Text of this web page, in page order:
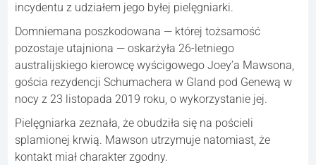
incydentu z udziałem jego byłej pielęgniarki.
Domniemana poszkodowana — której tożsamość
pozostaje utajniona — oskarżyła 26-letniego
australijskiego kierowcę wyścigowego Joey’a Mawsona,
gościa rezydencji Schumachera w Gland pod Genewą w
nocy z 23 listopada 2019 roku, o wykorzystanie jej.
Pielęgniarka zeznała, że obudziła się na pościeli
splamionej krwią. Mawson utrzymuje natomiast, że
kontakt miał charakter zgodny.